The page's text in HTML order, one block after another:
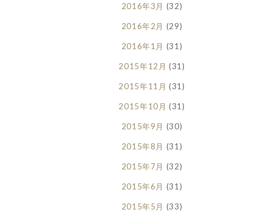
2016年3月 (32)
2016年2月 (29)
2016年1月 (31)
2015年12月 (31)
2015年11月 (31)
2015年10月 (31)
2015年9月 (30)
2015年8月 (31)
2015年7月 (32)
2015年6月 (31)
2015年5月 (33)